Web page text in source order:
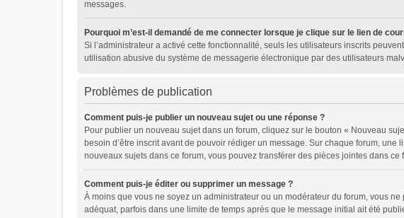
messages.
Pourquoi m’est-il demandé de me connecter lorsque je clique sur le lien de
Si l’administrateur a activé cette fonctionnalité, seuls les utilisateurs inscrits
utilisation abusive du système de messagerie électronique par des utilisateurs
Problèmes de publication
Comment puis-je publier un nouveau sujet ou une réponse ?
Pour publier un nouveau sujet dans un forum, cliquez sur le bouton « Nouveau
besoin d’être inscrit avant de pouvoir rédiger un message. Sur chaque forum,
nouveaux sujets dans ce forum, vous pouvez transférer des pièces jointes dans ce
Comment puis-je éditer ou supprimer un message ?
À moins que vous ne soyez un administrateur ou un modérateur du forum, vous
adéquat, parfois dans une limite de temps après que le message initial ait été